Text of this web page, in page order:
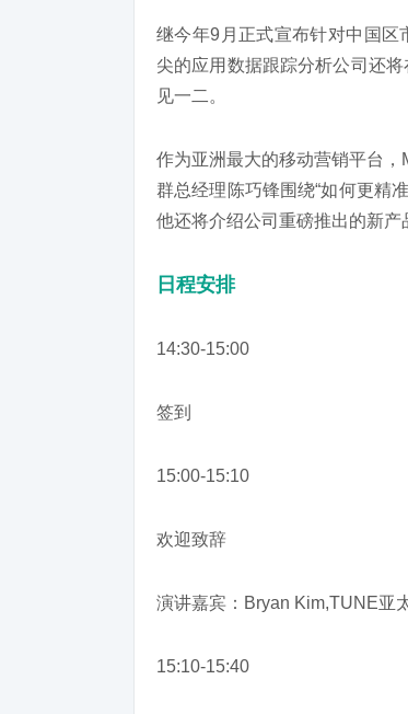
继今年9月正式宣布针对中国区
尖的应用数据跟踪分析公司还
见一二。
作为亚洲最大的移动营销平台
群总经理陈巧锋围绕“如何更精
他还将介绍公司重磅推出的新
日程安排
14:30-15:00
签到
15:00-15:10
欢迎致辞
演讲嘉宾：Bryan Kim,TUNE亚
15:10-15:40